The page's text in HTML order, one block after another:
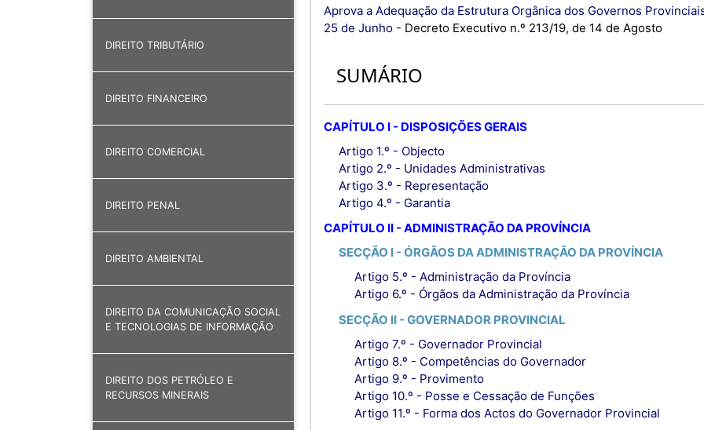
DIREITO TRIBUTÁRIO
DIREITO FINANCEIRO
DIREITO COMERCIAL
DIREITO PENAL
DIREITO AMBIENTAL
DIREITO DA COMUNICAÇÃO SOCIAL
E TECNOLOGIAS DE INFORMAÇÃO
DIREITO DOS PETRÓLEO E
RECURSOS MINERAIS
Aprova a Adequação da Estrutura Orgânica dos Governos
25 de Junho- Decreto Executivo n.º 213/19, de 14 de Agosto
SUMÁRIO
CAPÍTULO I - DISPOSIÇÕES GERAIS
Artigo 1.º - Objecto
Artigo 2.º - Unidades Administrativas
Artigo 3.º - Representação
Artigo 4.º - Garantia
CAPÍTULO II - ADMINISTRAÇÃO DA PROVÍNCIA
SECÇÃO I - ÓRGÃOS DA ADMINISTRAÇÃO DA PROVÍNCIA
Artigo 5.º - Administração da Província
Artigo 6.º - Órgãos da Administração da Província
SECÇÃO II - GOVERNADOR PROVINCIAL
Artigo 7.º - Governador Provincial
Artigo 8.º - Competências do Governador
Artigo 9.º - Provimento
Artigo 10.º - Posse e Cessação de Funções
Artigo 11.º - Forma dos Actos do Governador Provincial